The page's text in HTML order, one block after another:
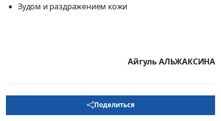
Зудом и раздражением кожи
Айгуль АЛЬЖАКСИНА
Поделиться